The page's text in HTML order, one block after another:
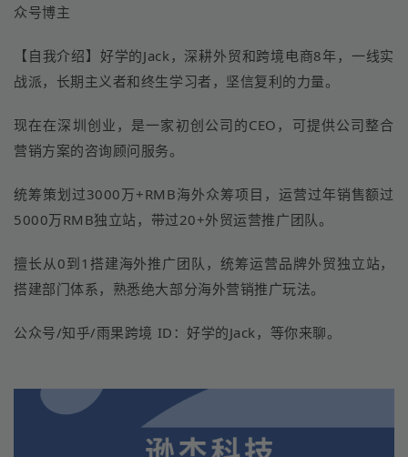
众号博主
【自我介绍】好学的Jack，深耕外贸和跨境电商8年，一线实
战派，长期主义者和终生学习者，坚信复利的力量。
现在在深圳创业，是一家初创公司的CEO，可提供公司整合
营销方案的咨询顾问服务。
统筹策划过3000万+RMB海外众筹项目，运营过年销售额过
5000万RMB独立站，带过20+外贸运营推广团队。
擅长从0到1搭建海外推广团队，统筹运营品牌外贸独立站，
搭建部门体系，熟悉绝大部分海外营销推广玩法。
公众号/知乎/雨果跨境 ID：好学的Jack，等你来聊。